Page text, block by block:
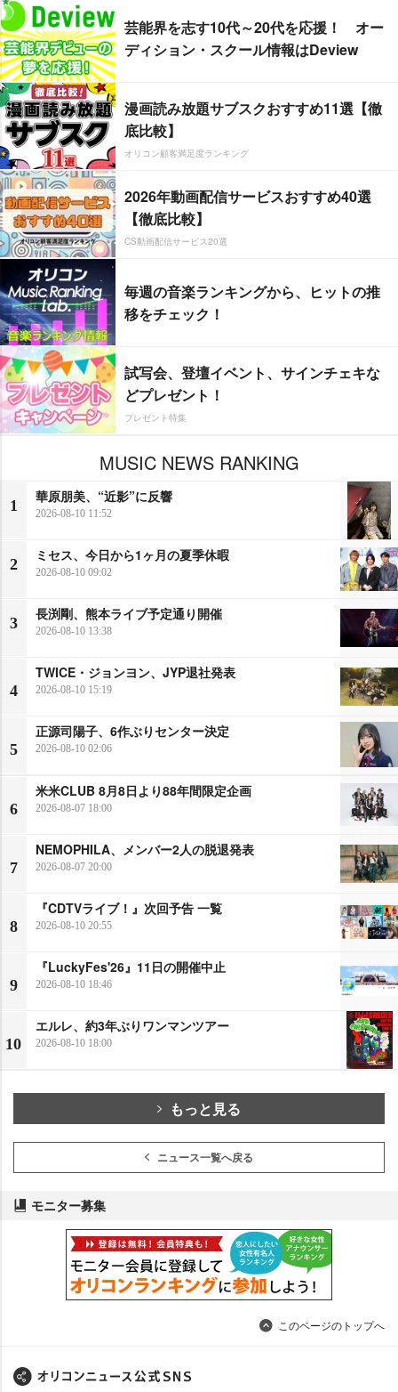
芸能界を志す10代～20代を応援！ オー
ディション・スクール情報はDeview
漫画読み放題サブスクおすすめ11選【徹
底比較】
オリコン顧客満足度ランキング
2026年動画配信サービスおすすめ40選
【徹底比較】
CS動画配信サービス20選
毎週の音楽ランキングから、ヒットの推
移をチェック！
試写会、登壇イベント、サインチェキな
どプレゼント！
プレゼント特集
MUSIC NEWS RANKING
1
華原朋美、“近影”に反響
2026-08-10 11:52
2
ミセス、今日から1ヶ月の夏季休暇
2026-08-10 09:02
3
長渕剛、熊本ライブ予定通り開催
2026-08-10 13:38
4
TWICE・ジョンヨン、JYP退社発表
2026-08-10 15:19
5
正源司陽子、6作ぶりセンター決定
2026-08-10 02:06
6
米米CLUB 8月8日より88年間限定企画
2026-08-07 18:00
7
NEMOPHILA、メンバー2人の脱退発表
2026-08-07 20:00
8
『CDTVライブ！』次回予告 一覧
2026-08-10 20:55
9
『LuckyFes'26』11日の開催中止
2026-08-10 18:46
10
エルレ、約3年ぶりワンマンツアー
2026-08-10 18:00
もっと見る
ニュース一覧へ戻る
モニター募集
このページのトップへ